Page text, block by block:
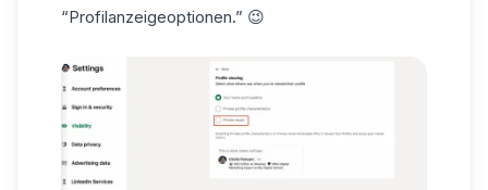
“Profilanzeigeoptionen.” 😉